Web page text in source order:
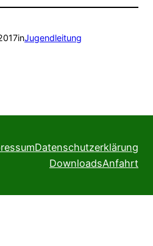
inJugendleitung
Datenschutzerklärung
DownloadsAnfahrt